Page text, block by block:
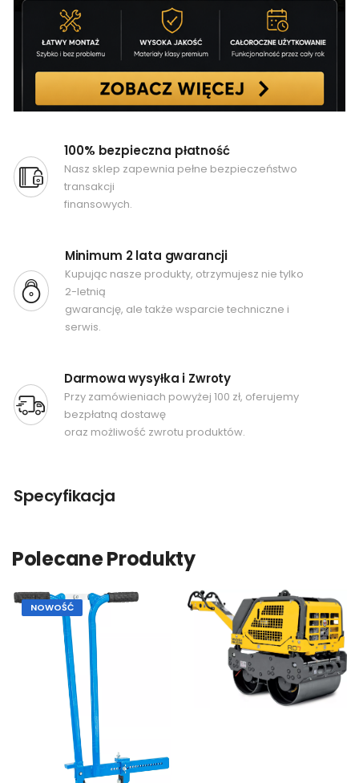
100% bezpieczna płatność
Nasz sklep zapewnia pełne bezpieczeństwo
transakcji
finansowych.
Minimum 2 lata gwarancji
Kupując nasze produkty, otrzymujesz nie tylko
2-letnią
gwarancję, ale także wsparcie techniczne i
serwis.
Darmowa wysyłka i Zwroty
Przy zamówieniach powyżej 100 zł, oferujemy
bezpłatną dostawę
oraz możliwość zwrotu produktów.
Specyfikacja
Polecane Produkty
NOWOŚĆ